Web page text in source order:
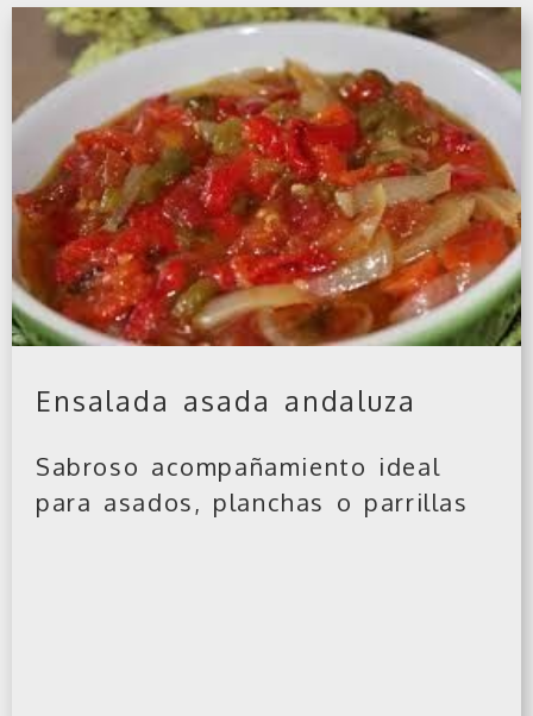
Ensalada asada andaluza
Sabroso acompañamiento ideal
para asados, planchas o parrillas